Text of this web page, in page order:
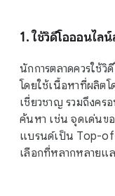
1. ใช้วิดีโอออนไล
นักการตลาดควรใช้วิ
โดยใช้เนื้อหาที่ผลิต
เชี่ยวชาญ รวมถึงค
ค้นหา เช่น จุดเด่นข
แบรนด์เป็น Top-
เลือกที่หลากหลายแ